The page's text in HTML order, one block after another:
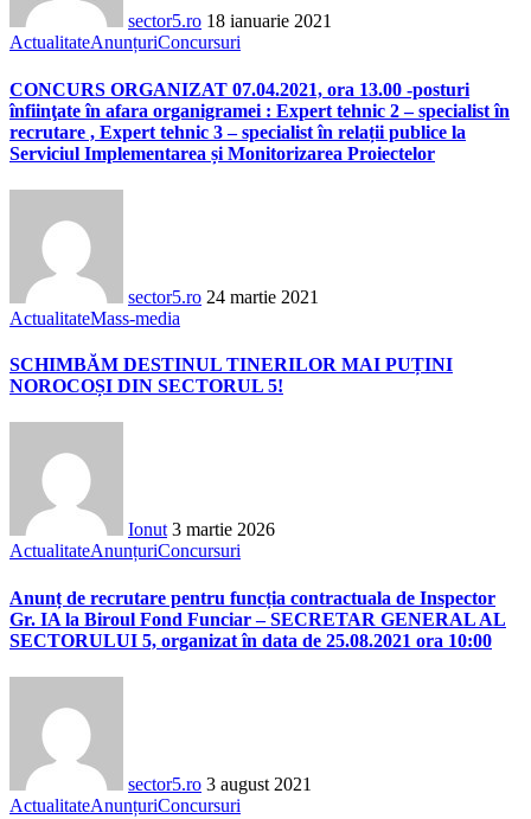
sector5.ro 18 ianuarie 2021
ActualitateAnunțuriConcursuri
CONCURS ORGANIZAT 07.04.2021, ora 13.00 -posturi
înfiinţate în afara organigramei : Expert tehnic 2 – specialist în
recrutare , Expert tehnic 3 – specialist în relații publice la
Serviciul Implementarea și Monitorizarea Proiectelor
sector5.ro 24 martie 2021
ActualitateMass-media
SCHIMBĂM DESTINUL TINERILOR MAI PUȚINI
NOROCOȘI DIN SECTORUL 5!
Ionut 3 martie 2026
ActualitateAnunțuriConcursuri
Anunț de recrutare pentru funcția contractuala de Inspector
Gr. IA la Biroul Fond Funciar – SECRETAR GENERAL AL
SECTORULUI 5, organizat în data de 25.08.2021 ora 10:00
sector5.ro 3 august 2021
ActualitateAnunțuriConcursuri